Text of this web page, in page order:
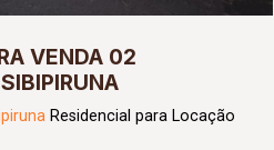
VENDA 02
Residencial para Locação